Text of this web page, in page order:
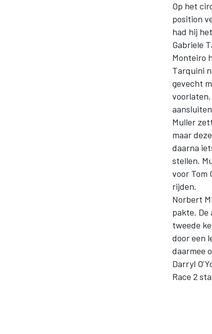
Op het
position
had hij
Gabriele
Monteiro
Tarquini
gevecht
Muller
maar
daarna
stellen.
voor Tom
rijden.
Norbert
pakte. De
tweede
door een
daarmee
Darryl
Race 2